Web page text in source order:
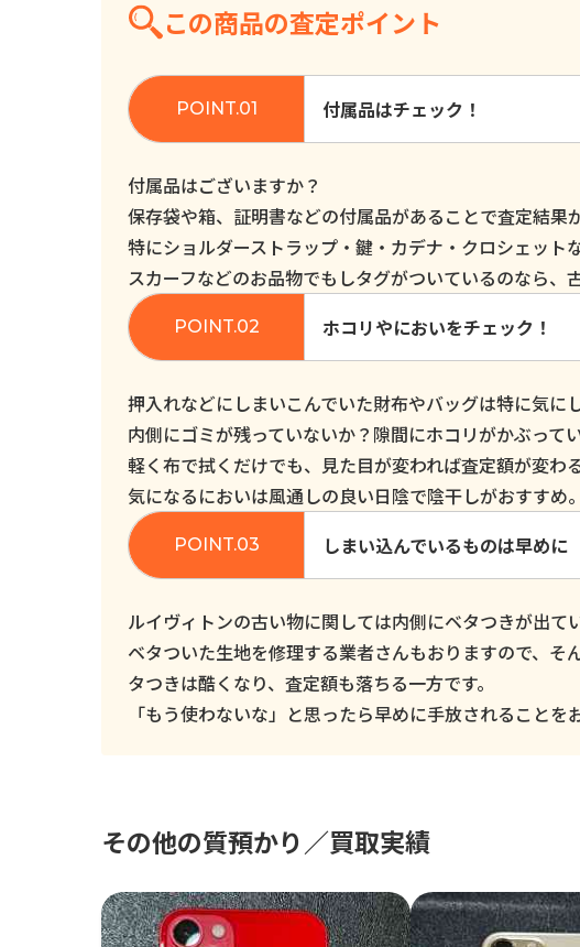
この商品の査定ポイント
付属品はチェック！
付属品はございますか？
保存袋や箱、証明書などの付属品があることで査定結果
特にショルダーストラップ・鍵・カデナ・クロシェット
スカーフなどのお品物でもしタグがついているのなら、
ホコリやにおいをチェック！
押入れなどにしまいこんでいた財布やバッグは特に気に
内側にゴミが残っていないか？隙間にホコリがかぶって
軽く布で拭くだけでも、見た目が変われば査定額が変わ
気になるにおいは風通しの良い日陰で陰干しがおすすめ。
しまい込んでいるものは早めに
ルイヴィトンの古い物に関しては内側にベタつきが出て
ベタついた生地を修理する業者さんもおりますので、
タつきは酷くなり、査定額も落ちる一方です。
「もう使わないな」と思ったら早めに手放されることを
その他の質預かり／買取実績